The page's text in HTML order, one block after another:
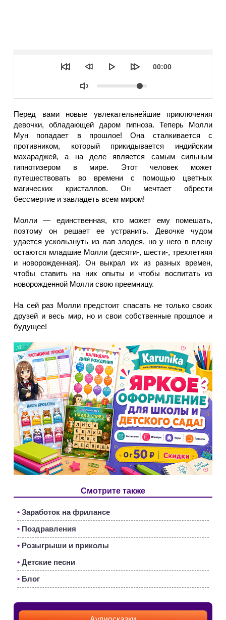
Текущее
00:00
Объем
Перед вами новые увлекательнейшие приключения
девочки, обладающей даром гипноза. Теперь Молли
Мун попадает в прошлое! Она сталкивается с
противником, который прикидывается индийским
махараджей, а на деле является самым сильным
гипнотизером в мире. Этот человек может
путешествовать во времени с помощью цветных
магических кристаллов. Он мечтает обрести
бессмертие и завладеть всем миром!
Молли — единственная, кто может ему помешать,
поэтому он решает ее устранить. Девочке чудом
удается ускользнуть из лап злодея, но у него в плену
остаются младшие Молли (десяти-, шести-, трехлетняя
и новорожденная). Он выкрал их из разных времен,
чтобы ставить на них опыты и чтобы воспитать из
новорожденной Молли свою преемницу.
На сей раз Молли предстоит спасать не только своих
друзей и весь мир, но и свои собственные прошлое и
будущее!
Смотрите также
• Заработок на фрилансе
• Поздравления
• Розыгрыши и приколы
• Детские песни
• Блог